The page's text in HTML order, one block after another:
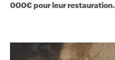
000€ pour leur restauration.